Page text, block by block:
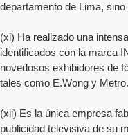
departamento de Lima,
(xi) Ha realizado una
identificados con la marca
novedosos exhibidores de
tales como E.Wong y Metro.
(xii) Es la única empresa
publicidad televisiva de su